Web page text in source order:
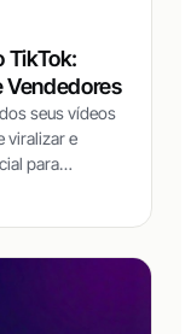
TikTok:
Vendedores
seus vídeos
viralizar e
para
de